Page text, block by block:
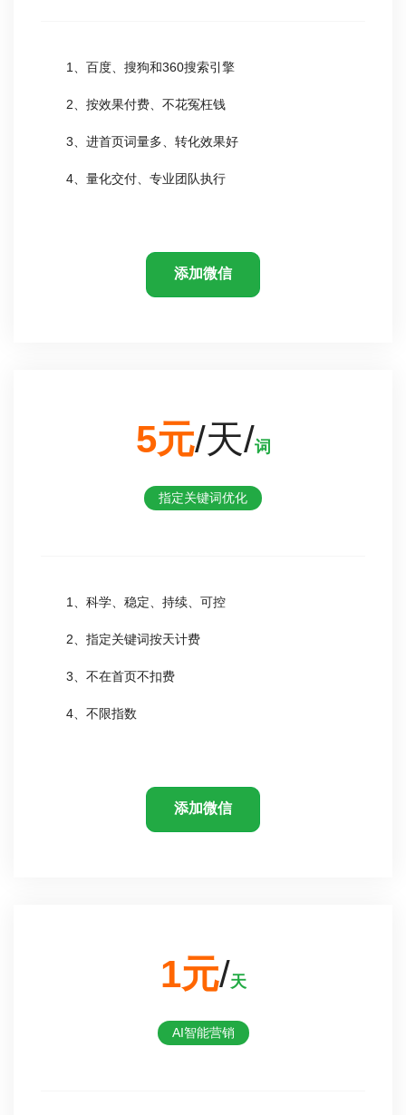
1、百度、搜狗和360搜索引擎
2、按效果付费、不花冤枉钱
3、进首页词量多、转化效果好
4、量化交付、专业团队执行
添加微信
5元/天/词
指定关键词优化
1、科学、稳定、持续、可控
2、指定关键词按天计费
3、不在首页不扣费
4、不限指数
添加微信
1元/天
AI智能营销